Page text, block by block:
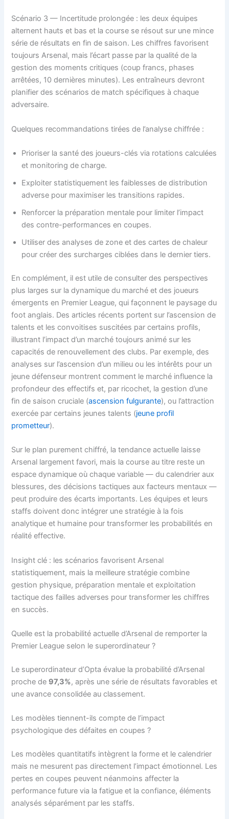
Scénario 3 — Incertitude prolongée : les deux équipes
alternent hauts et bas et la course se résout sur une mince
série de résultats en fin de saison. Les chiffres favorisent
toujours Arsenal, mais l’écart passe par la qualité de la
gestion des moments critiques (coup francs, phases
arrêtées, 10 dernières minutes). Les entraîneurs devront
planifier des scénarios de match spécifiques à chaque
adversaire.
Quelques recommandations tirées de l’analyse chiffrée :
Prioriser la santé des joueurs-clés via rotations calculées
et monitoring de charge.
Exploiter statistiquement les faiblesses de distribution
adverse pour maximiser les transitions rapides.
Renforcer la préparation mentale pour limiter l’impact
des contre-performances en coupes.
Utiliser des analyses de zone et des cartes de chaleur
pour créer des surcharges ciblées dans le dernier tiers.
En complément, il est utile de consulter des perspectives
plus larges sur la dynamique du marché et des joueurs
émergents en Premier League, qui façonnent le paysage du
foot anglais. Des articles récents portent sur l’ascension de
talents et les convoitises suscitées par certains profils,
illustrant l’impact d’un marché toujours animé sur les
capacités de renouvellement des clubs. Par exemple, des
analyses sur l’ascension d’un milieu ou les intérêts pour un
jeune défenseur montrent comment le marché influence la
profondeur des effectifs et, par ricochet, la gestion d’une
fin de saison cruciale (ascension fulgurante), ou l’attraction
exercée par certains jeunes talents (jeune profil
prometteur).
Sur le plan purement chiffré, la tendance actuelle laisse
Arsenal largement favori, mais la course au titre reste un
espace dynamique où chaque variable — du calendrier aux
blessures, des décisions tactiques aux facteurs mentaux —
peut produire des écarts importants. Les équipes et leurs
staffs doivent donc intégrer une stratégie à la fois
analytique et humaine pour transformer les probabilités en
réalité effective.
Insight clé : les scénarios favorisent Arsenal
statistiquement, mais la meilleure stratégie combine
gestion physique, préparation mentale et exploitation
tactique des failles adverses pour transformer les chiffres
en succès.
Quelle est la probabilité actuelle d’Arsenal de remporter la
Premier League selon le superordinateur ?
Le superordinateur d’Opta évalue la probabilité d’Arsenal
proche de 97,3%, après une série de résultats favorables et
une avance consolidée au classement.
Les modèles tiennent-ils compte de l’impact
psychologique des défaites en coupes ?
Les modèles quantitatifs intègrent la forme et le calendrier
mais ne mesurent pas directement l’impact émotionnel. Les
pertes en coupes peuvent néanmoins affecter la
performance future via la fatigue et la confiance, éléments
analysés séparément par les staffs.